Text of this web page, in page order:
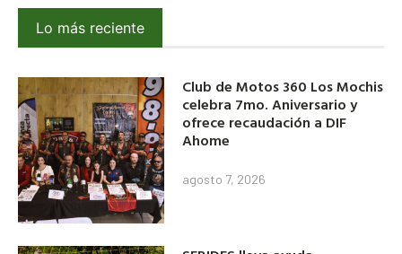
Lo más reciente
Club de Motos 360 Los Mochis
celebra 7mo. Aniversario y
ofrece recaudación a DIF
Ahome
agosto 7, 2026